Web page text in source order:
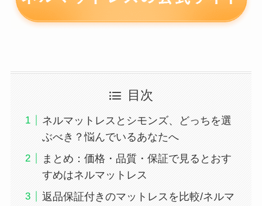
目次
ネルマットレスとシモンズ、どっちを選
ぶべき？悩んでいるあなたへ
まとめ：価格・品質・保証で見るとおす
すめはネルマットレス
返品保証付きのマットレスを比較/ネルマ